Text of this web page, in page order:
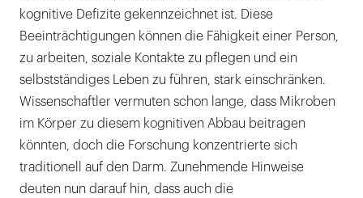
kognitive Defizite gekennzeichnet ist. Diese
Beeinträchtigungen können die Fähigkeit einer Person,
zu arbeiten, soziale Kontakte zu pflegen und ein
selbstständiges Leben zu führen, stark einschränken.
Wissenschaftler vermuten schon lange, dass Mikroben
im Körper zu diesem kognitiven Abbau beitragen
könnten, doch die Forschung konzentrierte sich
traditionell auf den Darm. Zunehmende Hinweise
deuten nun darauf hin, dass auch die